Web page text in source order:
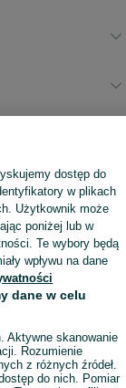
dostęp do
w plikach
Użytkownik może
poniżej lub w
Te wybory będą
wpływu na dane
dane w celu
Aktywne skanowanie
Rozumienie
z różnych źródeł.
do nich. Pomiar